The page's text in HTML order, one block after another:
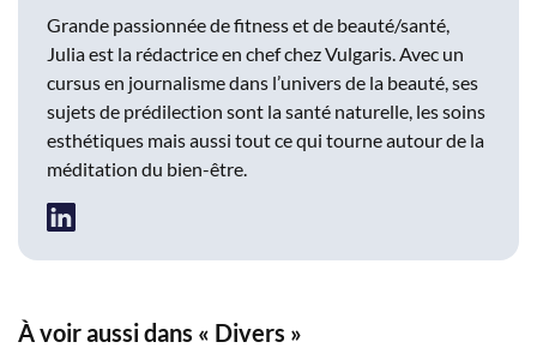
Grande passionnée de fitness et de beauté/santé,
Julia est la rédactrice en chef chez Vulgaris. Avec un
cursus en journalisme dans l’univers de la beauté, ses
sujets de prédilection sont la santé naturelle, les soins
esthétiques mais aussi tout ce qui tourne autour de la
méditation du bien-être.
À voir aussi dans « Divers »